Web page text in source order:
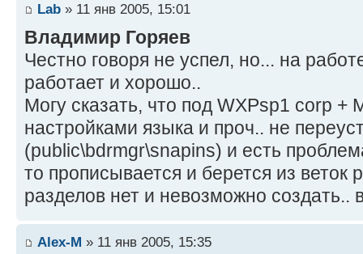
Lab » 11 янв 2005, 15:01
Владимир Горяев
Честно говоря не успел, но... на
работает и хорошо..
Могу сказать, что под WXPsp1 corp +
настройками языка и проч.. не
(public\bdrmgr\snapins) и есть
то прописывается и берется из веток
разделов нет и невозможно создать..
Alex-M » 11 янв 2005, 15:35